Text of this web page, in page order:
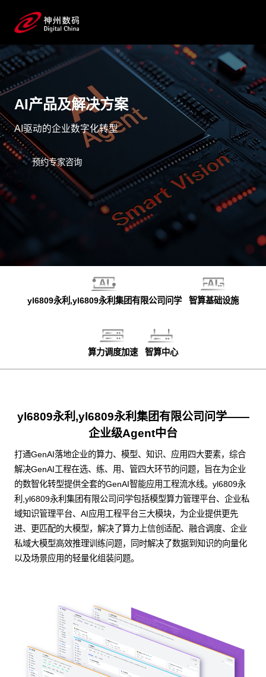
AI产品及解决方案
AI驱动的企业数字化转型
预约专家咨询
yl6809永利,yl6809永利集团有限公司问学 智算基础设施
算力调度加速 智算中心
yl6809永利,yl6809永利集团有限公司问学——
企业级Agent中台
打通GenAI落地企业的算力、模型、知识、应用四大要素，综合
解决GenAI工程在选、练、用、管四大环节的问题，旨在为企业
的数智化转型提供全套的GenAI智能应用工程流水线。yl6809永
利,yl6809永利集团有限公司问学包括模型算力管理平台、企业私
域知识管理平台、AI应用工程平台三大模块，为企业提供更先
进、更匹配的大模型，解决了算力上信创适配、融合调度、企业
私域大模型高效推理训练问题，同时解决了数据到知识的向量化
以及场景应用的轻量化组装问题。